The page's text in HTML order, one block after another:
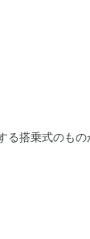
搭乗式のも